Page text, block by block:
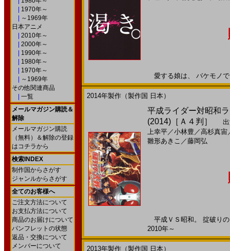
1970年～
～1969年
日本アニメ
2010年～
2000年～
1990年～
1980年～
1970年～
～1969年
その他関連商品
一覧
メールマガジン購読＆
解除
メールマガジン購読
（無料）＆解除の登録
はコチラから
検索INDEX
制作国からさがす
ジャンルからさがす
全てのお客様へ
ご注文方法について
お支払方法について
商品のお届けについて
パンフレットの状態
返品・交換について
メンバーについて
愛する娘は、 バケモノ
2014年製作（製作国 日本）
平成ライダー対昭和
(2014)［Ａ４判］
出
上幸平／小林豊 ／高杉真宙
雛形あきこ ／藤岡弘
平成ＶＳ昭和。 掟破り
2010年～
2013年製作（製作国 日本）